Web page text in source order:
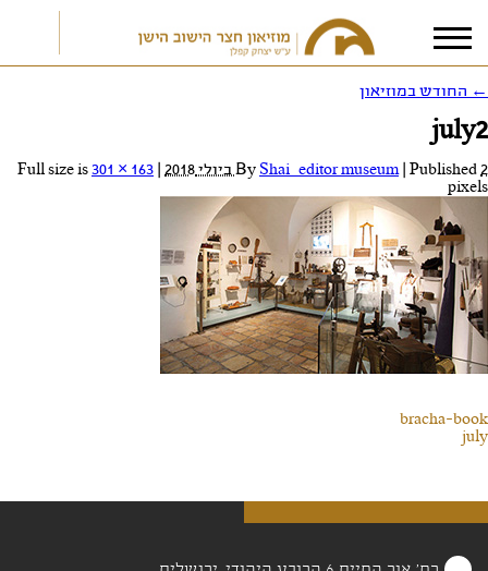
אני מאשר/ת את
← החודש במוזיאון
july2
By Shai_editor museum Published2 ביולי 2018
301 × 163
pixels
bracha-book
july